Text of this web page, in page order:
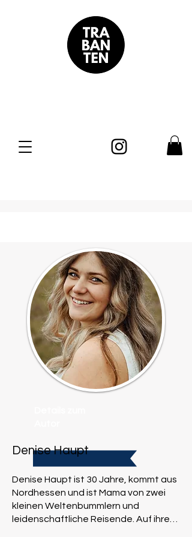
Denise Haupt
Denise Haupt ist 30 Jahre, kommt aus
Nordhessen und ist Mama von zwei
kleinen Weltenbummlern und
leidenschaftliche Reisende. Auf ihrem